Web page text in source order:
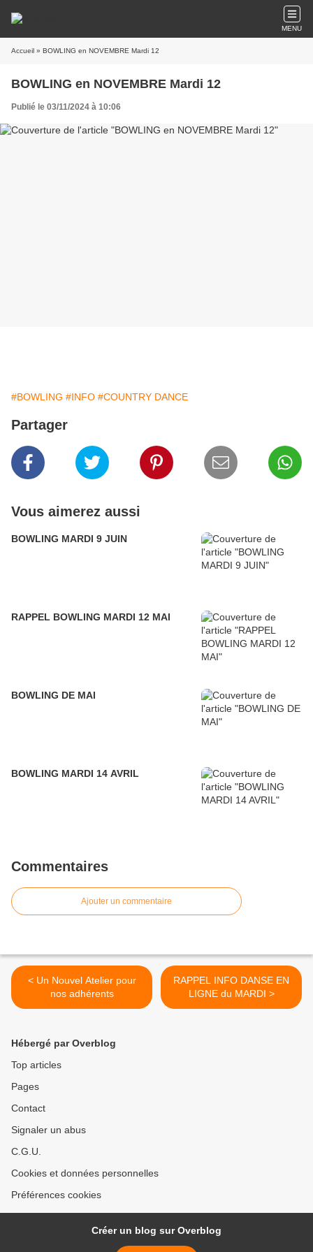
MENU
Accueil » BOWLING en NOVEMBRE Mardi 12
BOWLING en NOVEMBRE Mardi 12
Publié le 03/11/2024 à 10:06
#BOWLING #INFO #COUNTRY DANCE
Partager
Vous aimerez aussi
BOWLING MARDI 9 JUIN
RAPPEL BOWLING MARDI 12 MAI
BOWLING DE MAI
BOWLING MARDI 14 AVRIL
Commentaires
Ajouter un commentaire
< Un Nouvel Atelier pour
nos adhérents
RAPPEL INFO DANSE EN
LIGNE du MARDI >
Hébergé par Overblog
Top articles
Pages
Contact
Signaler un abus
C.G.U.
Cookies et données personnelles
Préférences cookies
Créer un blog sur Overblog